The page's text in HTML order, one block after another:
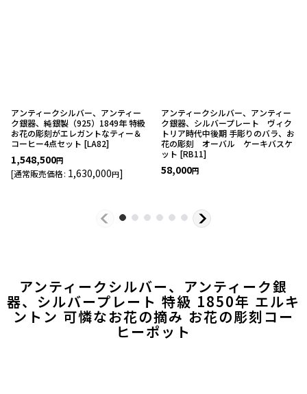
アンティークシルバー、アンティーク銀
器、シルバープレート 特級 1850年 エルキ
ントン 可憐なお花の摘み お花の彫刻コー
ヒーポット
アンティークシルバー、アンティー
ク銀器、純銀製（925）1849年 特級
お花の彫刻がエレガントなティー＆
コーヒー4点セット [LA82]
1,548,500円
[通常販売価格: 1,630,000円]
アンティークシルバー、アンティー
ク銀器、シルバープレート ヴィク
トリア時代中後期 手彫りのバラ、お
花の彫刻 オーバル ケーキバスケ
ット [RB11]
58,000円